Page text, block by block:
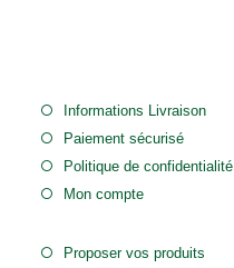
Informations Livraison
Paiement sécurisé
Politique de confidentialité
Mon compte
Proposer vos produits